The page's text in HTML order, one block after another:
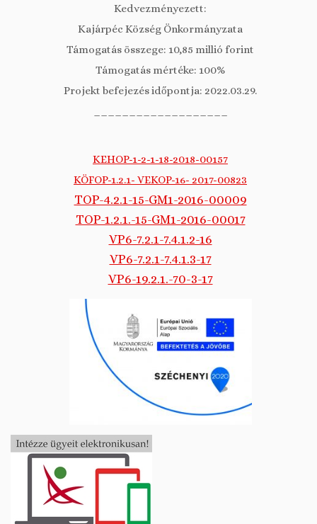
Kedvezményezett:
Kajárpéc Község Önkormányzata
Támogatás összege: 10,85 millió forint
Támogatás mértéke: 100%
Projekt befejezés időpontja: 2022.03.29.
KEHOP-1-2-1-18-2018-00157
KÖFOP-1.2.1- VEKOP-16- 2017-00823
TOP-4.2.1-15-GM1-2016-00009
TOP-1.2.1.-15-GM1-2016-00017
VP6-7.2.1-7.4.1.2-16
VP6-7.2.1-7.4.1.3-17
VP6-19.2.1.-70-3-17